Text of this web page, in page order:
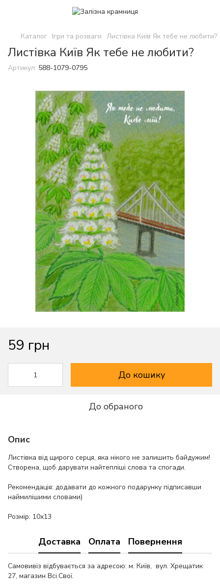
Каталог Ігри та розваги Листівка Київ Як тебе не любити?
Листівка Київ Як тебе не любити?
Артикул: 588-1079-0795
59 грн
До кошику
До обраного
Опис
Листівка від щирого серця, яка нікого не залишить байдужим!
Створена, щоб дарувати найтепліші слова та спогади.
Рекомендація: додавати до кожного подарунку підписавши
наймилішими словами)
Розмір: 10х13
Доставка Оплата Повернення
Самовивіз відбувається за адресою: м. Київ, вул. Хрещатик
27, магазин Всі.Свої.